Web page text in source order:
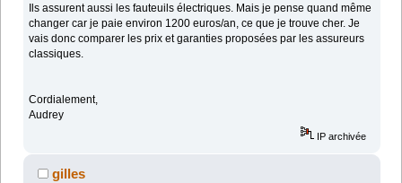
Ils assurent aussi les fauteuils électriques. Mais je pense quand même
changer car je paie environ 1200 euros/an, ce que je trouve cher. Je
vais donc comparer les prix et garanties proposées par les assureurs
classiques.
Cordialement,
Audrey
IP archivée
gilles